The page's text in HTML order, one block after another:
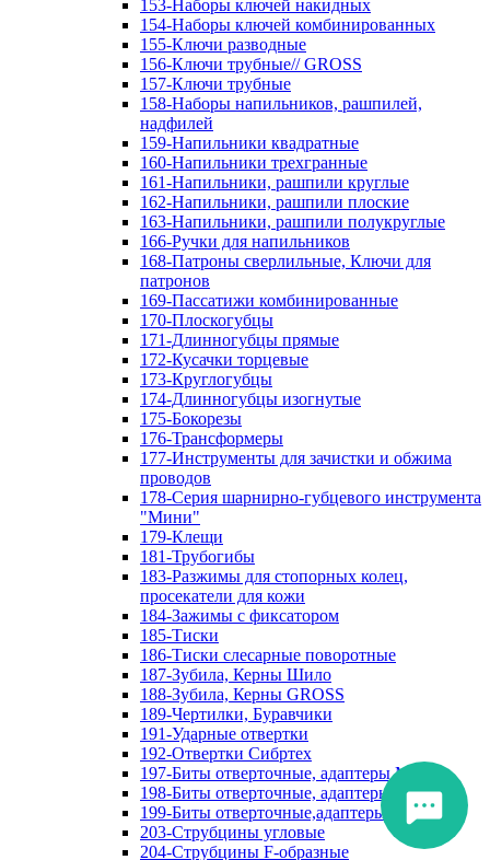
153-Наборы ключей накидных
154-Наборы ключей комбинированных
155-Ключи разводные
156-Ключи трубные// GROSS
157-Ключи трубные
158-Наборы напильников, рашпилей,
надфилей
159-Напильники квадратные
160-Напильники трехгранные
161-Напильники, рашпили круглые
162-Напильники, рашпили плоские
163-Напильники, рашпили полукруглые
166-Ручки для напильников
168-Патроны сверлильные, Ключи для
патронов
169-Пассатижи комбинированные
170-Плоскогубцы
171-Длинногубцы прямые
172-Кусачки торцевые
173-Круглогубцы
174-Длинногубцы изогнутые
175-Бокорезы
176-Трансформеры
177-Инструменты для зачистки и обжима
проводов
178-Серия шарнирно-губцевого инструмента
"Мини"
179-Клещи
181-Трубогибы
183-Разжимы для стопорных колец,
просекатели для кожи
184-Зажимы с фиксатором
185-Тиски
186-Тиски слесарные поворотные
187-Зубила, Керны Шило
188-Зубила, Керны GROSS
189-Чертилки, Буравчики
191-Ударные отвертки
192-Отвертки Сибртех
197-Биты отверточные, адаптеры Matrix
198-Биты отверточные, адаптеры Прочие
199-Биты отверточные,адаптеры Сибртех
203-Струбцины угловые
204-Струбцины F-образные